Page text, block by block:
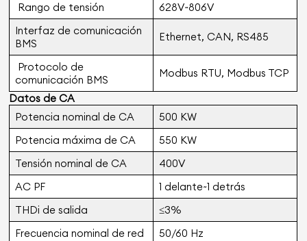
Rango de tensión
628V~806V
Interfaz de comunicación
BMS
Ethernet, CAN, RS485
Protocolo de
comunicación BMS
Modbus RTU, Modbus TCP
Datos de CA
Potencia nominal de CA
500 KW
Potencia máxima de CA
550 KW
Tensión nominal de CA
400V
AC PF
1 delante~1 detrás
THDi de salida
≤3%
Frecuencia nominal de red
50/60 Hz